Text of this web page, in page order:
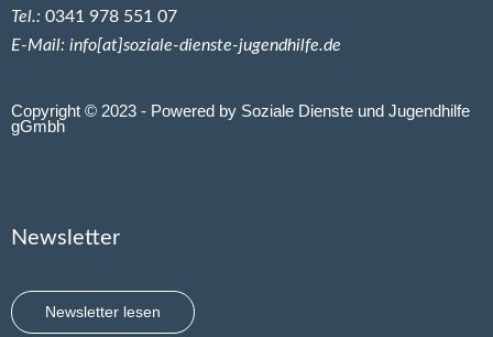
Tel.: 0341 978 551 07
E-Mail: info[at]soziale-dienste-jugendhilfe.de
Copyright © 2023 - Powered by Soziale Dienste und Jugendhilfe
gGmbh
Newsletter
Newsletter lesen